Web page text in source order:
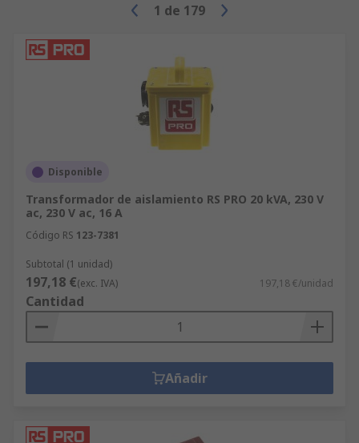
1 de 179
Disponible
Transformador de aislamiento RS PRO 20 kVA, 230 V
ac, 230 V ac, 16 A
Código RS 123-7381
Subtotal (1 unidad)
197,18 €(exc. IVA) 197,18 €/unidad
Cantidad
Añadir